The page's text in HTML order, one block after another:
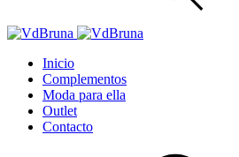
Inicio
Complementos
Moda para ella
Outlet
Contacto